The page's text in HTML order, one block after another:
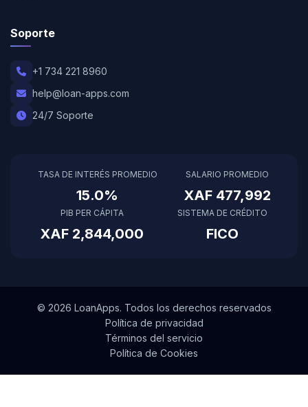
Soporte
+1 734 221 8960
help@loan-apps.com
24/7 Soporte
TASA DE INTERÉS PROMEDIO
15.0%
SALARIO PROMEDIO
XAF 477,992
PIB PER CÁPITA
XAF 2,844,000
SISTEMA DE CRÉDITO
FICO
© 2026 LoanApps. Todos los derechos reservados
Política de privacidad
Términos del servicio
Política de Cookies